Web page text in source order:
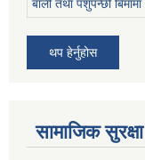
बाली तथा पशुपन्छी
थप हेर्नुहोस
सामाजिक सुरक्षा